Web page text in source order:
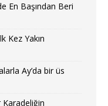
En Başından Beri
Kez Yakın
Ay’da bir üs
Karadeliğin